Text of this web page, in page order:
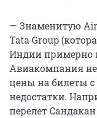
— Знаменитую
Tata Group
Индии примерно
Авиакомпания
цены на билеты
недостатки.
перелет